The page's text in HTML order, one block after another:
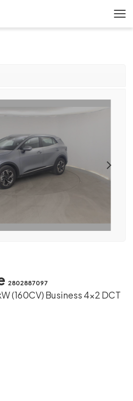
2802887097
(160CV) Business 4×2 DCT